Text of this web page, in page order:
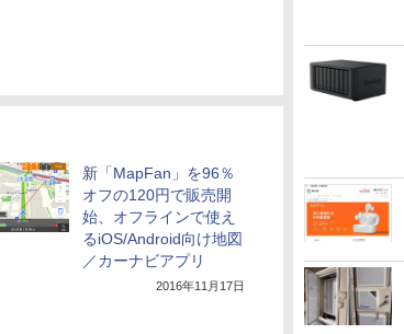
新「MapFan」を96％
オフの120円で販売開
始、オフラインで使え
るiOS/Android向け地図
／カーナビアプリ
2016年11月17日